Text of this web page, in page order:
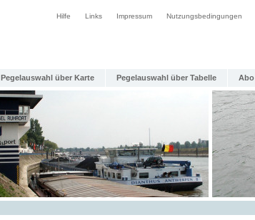
Hilfe Links Impressum Nutzungsbedingungen
Pegelauswahl über Karte Pegelauswahl über Tabelle Abo